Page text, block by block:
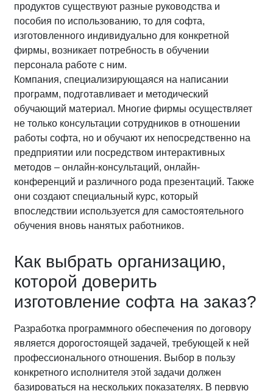
продуктов существуют разные руководства и
пособия по использованию, то для софта,
изготовленного индивидуально для конкретной
фирмы, возникает потребность в обучении
персонала работе с ним.
Компания, специализирующаяся на написании
программ, подготавливает и методический
обучающий материал. Многие фирмы осуществляет
не только консультации сотрудников в отношении
работы софта, но и обучают их непосредственно на
предприятии или посредством интерактивных
методов – онлайн-консультаций, онлайн-
конференций и различного рода презентаций. Также
они создают специальный курс, который
впоследствии используется для самостоятельного
обучения вновь нанятых работников.
Как выбрать организацию,
которой доверить
изготовление софта на заказ?
Разработка программного обеспечения по договору
является дорогостоящей задачей, требующей к ней
профессионального отношения. Выбор в пользу
конкретного исполнителя этой задачи должен
базироваться на нескольких показателях. В первую